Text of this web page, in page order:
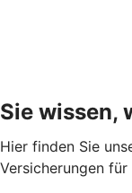
Sie wissen,
Hier finden Sie
Versicherungen für